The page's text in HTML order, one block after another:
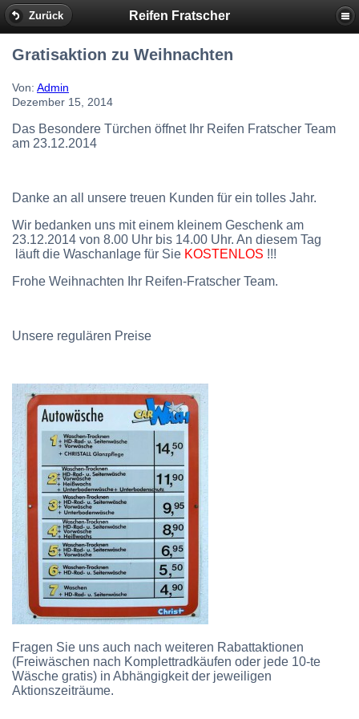
Zurück Reifen Fratscher
Gratisaktion zu Weihnachten
Von: Admin
Dezember 15, 2014
Das Besondere Türchen öffnet Ihr Reifen Fratscher Team
am 23.12.2014
Danke an all unsere treuen Kunden für ein tolles Jahr.
Wir bedanken uns mit einem kleinem Geschenk am
23.12.2014 von 8.00 Uhr bis 14.00 Uhr. An diesem Tag
läuft die Waschanlage für Sie KOSTENLOS !!!
Frohe Weihnachten Ihr Reifen-Fratscher Team.
Unsere regulären Preise
Fragen Sie uns auch nach weiteren Rabattaktionen
(Freiwäschen nach Komplettradkäufen oder jede 10-te
Wäsche gratis) in Abhängigkeit der jeweiligen
Aktionszeiträume.